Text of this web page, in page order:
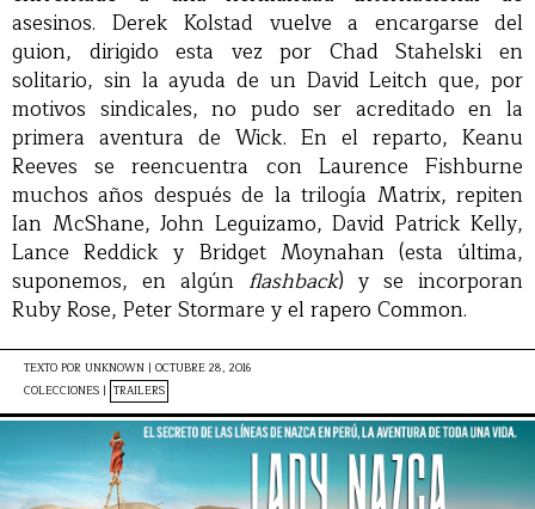
asesinos. Derek Kolstad vuelve a encargarse del
guion, dirigido esta vez por Chad Stahelski en
solitario, sin la ayuda de un David Leitch que, por
motivos sindicales, no pudo ser acreditado en la
primera aventura de Wick. En el reparto, Keanu
Reeves se reencuentra con Laurence Fishburne
muchos años después de la trilogía Matrix, repiten
Ian McShane, John Leguizamo, David Patrick Kelly,
Lance Reddick y Bridget Moynahan (esta última,
suponemos, en algún flashback) y se incorporan
Ruby Rose, Peter Stormare y el rapero Common.
TEXTO POR UNKNOWN | OCTUBRE 28, 2016
COLECCIONES | TRAILERS